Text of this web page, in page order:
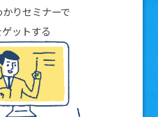
りセミナーで
ットする